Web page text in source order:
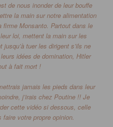
de nous inonder de leur bouffe
la main sur notre alimentation
firme Monsanto. Partout dans le
loi, mettent la main sur les
tuer les dirigent s’ils ne
idées de domination, Hitler
à fait mort !
jamais les pieds dans leur
j’irais chez Poutine !! Je
cette vidéo si dessous, celle
faire votre propre opinion.